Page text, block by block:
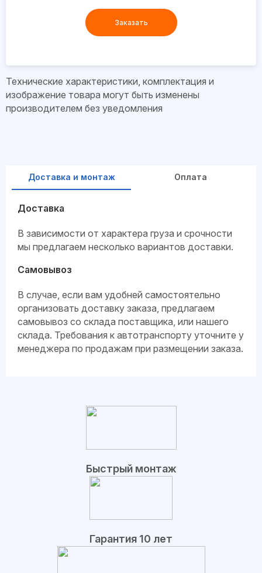
Заказать
Технические характеристики, комплектация и
изображение товара могут быть изменены
производителем без уведомления
Доставка и монтаж Оплата
Доставка
В зависимости от характера груза и срочности
мы предлагаем несколько вариантов доставки.
Самовывоз
В случае, если вам удобней самостоятельно
организовать доставку заказа, предлагаем
самовывоз со склада поставщика, или нашего
склада. Требования к автотранспорту уточните у
менеджера по продажам при размещении заказа.
Быстрый монтаж
Гарантия 10 лет